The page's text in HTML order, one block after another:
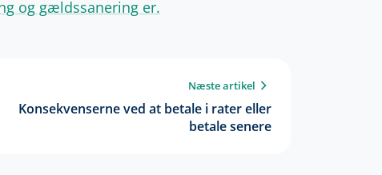
og gældssanering er.
Næste artikel
Konsekvenserne ved at betale i rater eller
betale senere